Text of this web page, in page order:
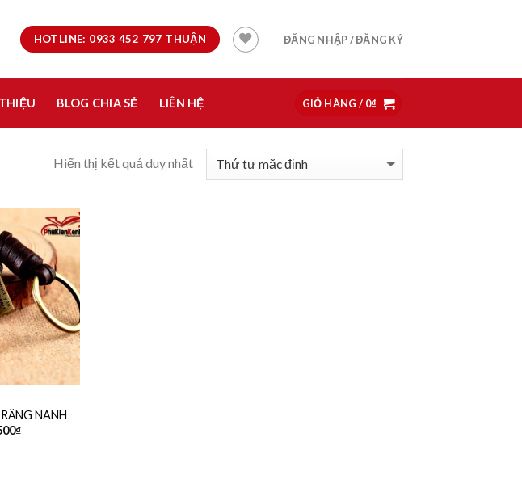
HOTLINE: 0933 452 797 THUẬN ĐĂNG NHẬP / ĐĂNG KÝ
BLOG CHIA SẺ LIÊN HỆ GIỎ HÀNG / 0₫
Hiển thị kết quả duy nhất
Thêm
vào
yêu
thích
NANH
₫